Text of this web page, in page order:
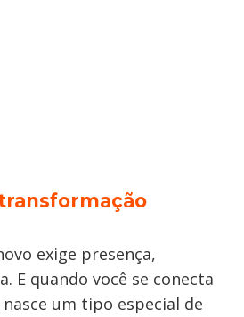
exige presença,
E quando você se conecta
um tipo especial de